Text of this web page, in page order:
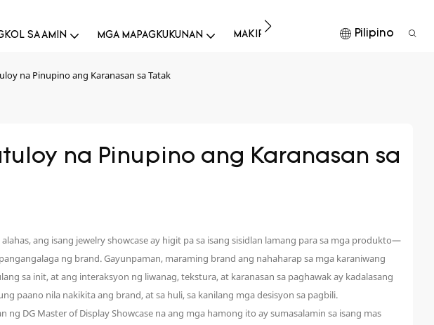
SA AMIN MGA MAPAGKUKUNAN MAKIPAG-UGNAYAN SA AMIN I-
Pilipino
na Pinupino ang Karanasan sa Tatak
na Pinupino ang Karanasan sa
ang isang jewelry showcase ay higit pa sa isang sisidlan lamang para sa mga produkto—
ng brand. Gayunpaman, maraming brand ang nahaharap sa mga karaniwang
sa init, at ang interaksyon ng liwanag, tekstura, at karanasan sa paghawak ay kadalasang
paano nila nakikita ang brand, at sa huli, sa kanilang mga desisyon sa pagbili.
DG Master of Display Showcase na ang mga hamong ito ay sumasalamin sa isang mas